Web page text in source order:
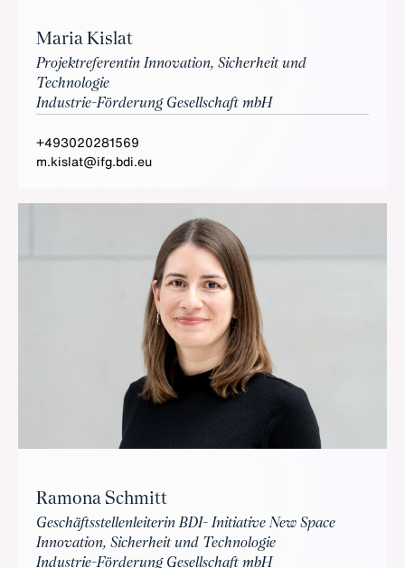
Maria Kislat
Projektreferentin Innovation, Sicherheit und
Technologie
Industrie-Förderung Gesellschaft mbH
+493020281569
m.kislat@ifg.bdi.eu
Ramona Schmitt
Geschäftsstellenleiterin BDI- Initiative New Space
Innovation, Sicherheit und Technologie
Industrie-Förderung Gesellschaft mbH